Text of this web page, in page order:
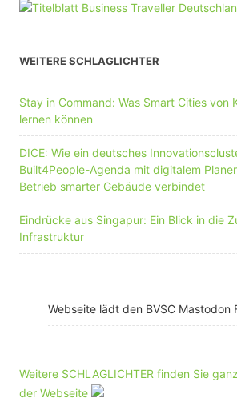
WEITERE SCHLAGLICHTER
Stay in Command: Was Smart Cities von
lernen können
DICE: Wie ein deutsches
Built4People-Agenda mit digitalem
Betrieb smarter Gebäude verbindet
Eindrücke aus Singapur: Ein Blick in die
Infrastruktur
Webseite lädt den BVSC Mastodon
Weitere SCHLAGLICHTER finden Sie
der Webseite